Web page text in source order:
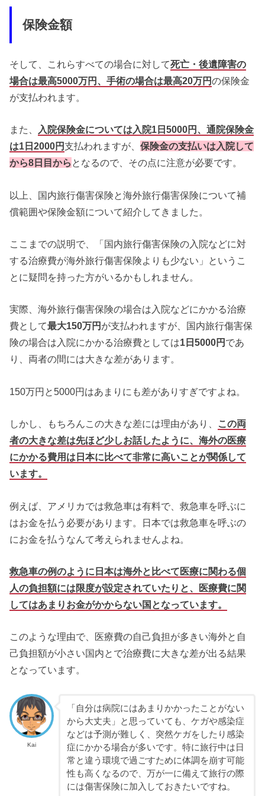
保険金額
そして、これらすべての場合に対して死亡・後遺障害の
場合は最高5000万円 、手術の場合は最高20万円の保険金
が支払われます。
また、 入院保険金については入院1日5000円 、通院保険金
は1日2000円支払われますが、保険金の支払いは入院して
から8日目から となるので、その点に注意が必要です。
以上、国内旅行傷害保険と海外旅行傷害保険について補
償範囲や保険金額について紹介してきました。
ここまでの説明で、「国内旅行傷害保険の入院などに対
する治療費が海外旅行傷害保険よりも少ない」というこ
とに疑問を持った方がいるかもしれません。
実際、海外旅行傷害保険の場合は入院などにかかる治療
費として最大150万円 が支払われますが、国内旅行傷害保
険の場合は入院にかかる治療費としては1日5000円 であ
り、両者の間には大きな差があります。
150万円と5000円はあまりにも差がありすぎですよね。
しかし、もちろんこの大きな差には理由があり、 この両
者の大きな差は先ほど少しお話したように、海外の医療
にかかる費用は日本に比べて非常に高いことが関係して
います。
例えば、アメリカでは救急車は有料で、救急車を呼ぶに
はお金を払う必要があります。日本では救急車を呼ぶの
にお金を払うなんて考えられませんよね。
救急車の例のように日本は海外と比べて医療に関わる個
人の負担額には限度が設定されていたりと、医療費に関
してはあまりお金がかからない国となっています。
このような理由で、医療費の自己負担が多きい海外と自
己負担額が小さい国内とで治療費に大きな差が出る結果
となっています。
Kai
「自分は病院にはあまりかかったことがない
から大丈夫」と思っていても、ケガや感染症
などは予測が難しく、突然ケガをしたり感染
症にかかる場合が多いです。特に旅行中は日
常と違う環境で過ごすために体調を崩す可能
性も高くなるので、万が一に備えて旅行の際
には傷害保険に加入しておきたいですね。